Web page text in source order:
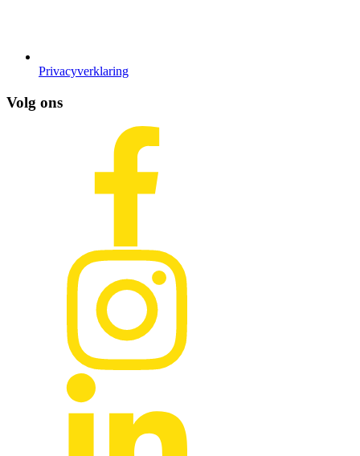
Privacyverklaring
Volg ons